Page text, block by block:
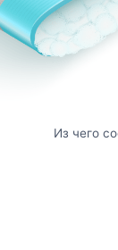
Из чего